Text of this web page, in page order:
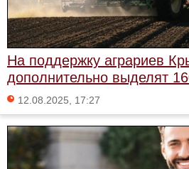
На поддержку аграриев
дополнительно выделят
12.08.2025, 17:27